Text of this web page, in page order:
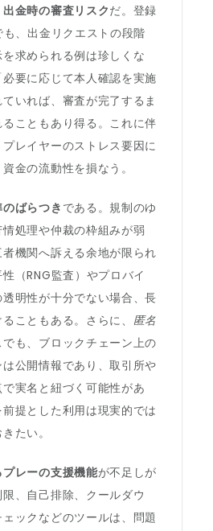
出金時の審査リスクだ。登録
、出金リクエストの段階
求められる例は珍しくな
要に応じて本人確認を実施
いれば、審査が完了するま
こともあり得る。これに伴
レイヤーのストレス要因に
金の流動性を損なう。
ばらつきである。規制のゆ
処理や仲裁の枠組みが弱
機関へ訴える余地が限られ
（RNG監査）やプロバイ
明性が十分でない場合、長
こともある。さらに、 匿名
も、ブロックチェーン上の
は公開情報であり、取引所や
実名と紐づく可能性があ
提とした利用は現実的では
たい。
レーの支援機能が不足しが
、自己排除、クールダウ
ックなどのツールは、問題